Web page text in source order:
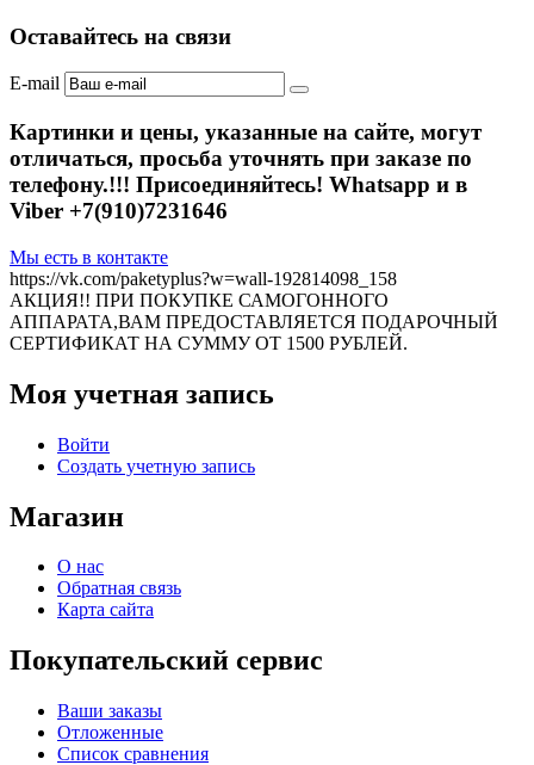
Оставайтесь на связи
E-mail
Картинки и цены, указанные на сайте, могут
отличаться, просьба уточнять при заказе по
телефону.!!! Присоединяйтесь! Whatsapp и в
Viber +7(910)7231646
Мы есть в контакте
https://vk.com/paketyplus?w=wall-192814098_158
АКЦИЯ!! ПРИ ПОКУПКЕ САМОГОННОГО
АППАРАТА,ВАМ ПРЕДОСТАВЛЯЕТСЯ ПОДАРОЧНЫЙ
СЕРТИФИКАТ НА СУММУ ОТ 1500 РУБЛЕЙ.
Моя учетная запись
Войти
Создать учетную запись
Магазин
О нас
Обратная связь
Карта сайта
Покупательский сервис
Ваши заказы
Отложенные
Список сравнения